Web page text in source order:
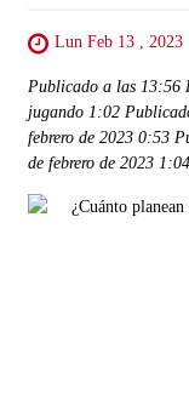
Lun Feb 13 , 2023
Publicado a las 13:56
jugando 1:02
febrero de 2023 0:53
de febrero de 2023